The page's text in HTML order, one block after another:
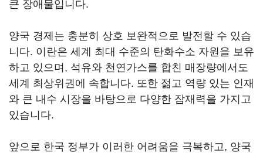
큰 장애물입니다.
양국 경제는 충분히 상호 보완적으로 발전할 수 있습
니다. 이란은 세계 최대 수준의 탄화수소 자원을 보유
하고 있으며, 석유와 천연가스를 합친 매장량에서도
세계 최상위권에 속합니다. 또한 젊고 역량 있는 인재
와 큰 내수 시장을 바탕으로 다양한 잠재력을 가지고
있습니다.
앞으로 한국 정부가 이러한 어려움을 극복하고, 양국